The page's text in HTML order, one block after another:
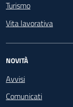
Turismo
Vita lavorativa
NOVITÀ
Avvisi
Comunicati